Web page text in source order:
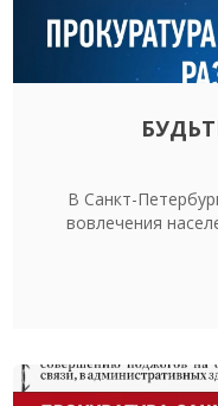
В Санкт-
вовлечения